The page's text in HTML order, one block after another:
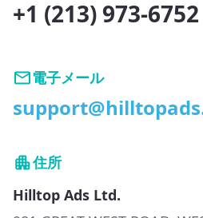
+1 (213) 973-6752
電子メール
住所
Hilltop Ads Ltd.